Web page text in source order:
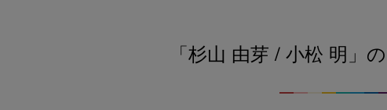
「杉山 由芽 / 小松 明」の